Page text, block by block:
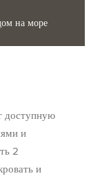
на море
доступную
и
2
и